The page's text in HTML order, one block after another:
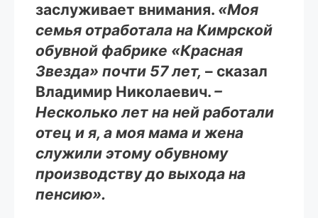
заслуживает внимания. «Моя
семья отработала на Кимрской
обувной фабрике «Красная
Звезда» почти 57 лет, – сказал
Владимир Николаевич. –
Несколько лет на ней работали
отец и я, а моя мама и жена
служили этому обувному
производству до выхода на
пенсию».